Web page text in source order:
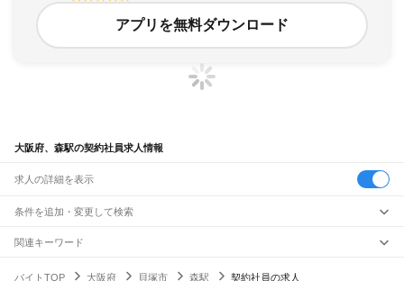
アプリを無料ダウンロード
大阪府、森駅の契約社員求人情報
求人の詳細を表示
条件を追加・変更して検索
市区町村を追加・変更
駅を追加・変更
関連キーワード
バイトTOP
大阪府 貝塚市 森駅 契約社員の求人